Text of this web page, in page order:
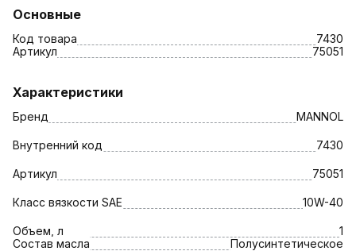
Основные
Код товара
7430
Артикул
75051
Характеристики
Бренд MANNOL
Внутренний код 7430
Артикул 75051
Класс вязкости SAE 10W-40
Объем, л
1
Состав масла
Полусинтетическое